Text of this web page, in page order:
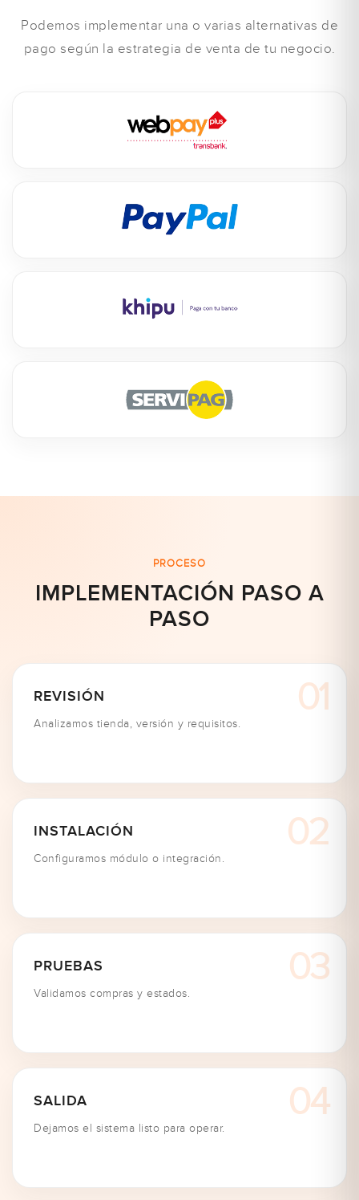
Podemos implementar una o varias alternativas de
pago según la estrategia de venta de tu negocio.
PROCESO
IMPLEMENTACIÓN PASO A
PASO
REVISIÓN
Analizamos tienda, versión y requisitos.
INSTALACIÓN
Configuramos módulo o integración.
PRUEBAS
Validamos compras y estados.
SALIDA
Dejamos el sistema listo para operar.